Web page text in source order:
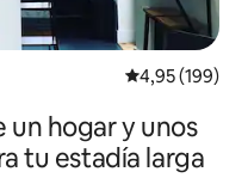
Calificación
4,95 (199)
un hogar y unos
tu estadía larga